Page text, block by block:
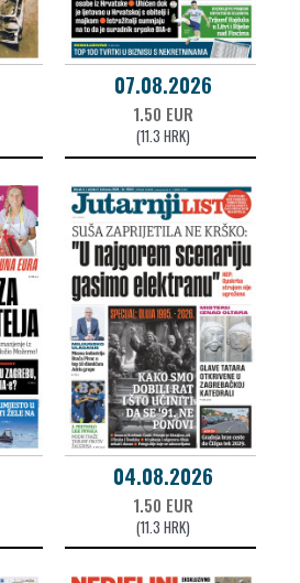
07.08.2026
1.50 EUR
(11.3 HRK)
04.08.2026
1.50 EUR
(11.3 HRK)